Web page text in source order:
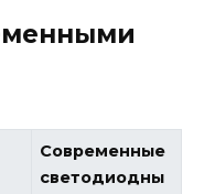
Современные
светодиодны